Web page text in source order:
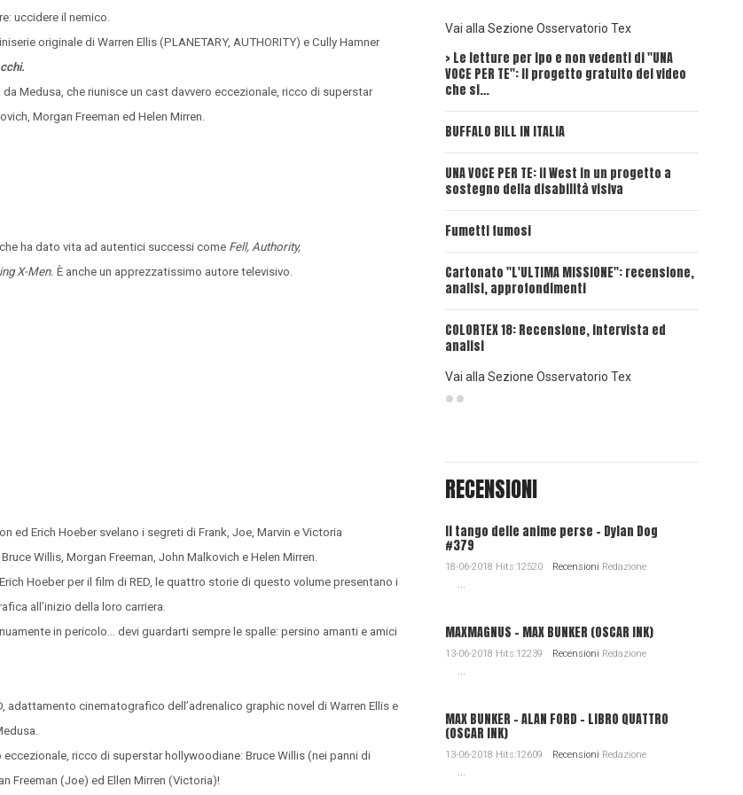
uccidere il nemico.
originale di Warren Ellis (PLANETARY, AUTHORITY) e Cully Hamner
Medusa, che riunisce un cast davvero eccezionale, ricco di superstar
Morgan Freeman ed Helen Mirren.
ha dato vita ad autentici successi come Fell, Authority,
X-Men. È anche un apprezzatissimo autore televisivo.
ed Erich Hoeber svelano i segreti di Frank, Joe, Marvin e Victoria
Willis, Morgan Freeman, John Malkovich e Helen Mirren.
Hoeber per il film di RED, le quattro storie di questo volume presentano i
all’inizio della loro carriera.
in pericolo… devi guardarti sempre le spalle: persino amanti e amici
adattamento cinematografico dell’adrenalico graphic novel di Warren Ellis e
ricco di superstar hollywoodiane: Bruce Willis (nei panni di
Freeman (Joe) ed Ellen Mirren (Victoria)!
Vai alla Sezione Osservatorio Tex
> Le letture per ipo e non vedenti di "UNA
VOCE PER TE": il progetto gratuito dei video
che si…
BUFFALO BILL IN ITALIA
UNA VOCE PER TE: il West in un progetto a
sostegno della disabilità visiva
Fumetti fumosi
Cartonato "L'ULTIMA MISSIONE": recensione,
analisi, approfondimenti
COLORTEX 18: Recensione, intervista ed
analisi
UNA
UNA
UNA
UNA
Vai alla Sezione Osservatorio Tex
RECENSIONI
Il tango delle anime perse - Dylan Dog
#379
18-06-2018 Hits:12520 Recensioni Redazione
...
MAXMAGNUS – MAX BUNKER (OSCAR INK)
13-06-2018 Hits:12239 Recensioni Redazione
...
MAX BUNKER – ALAN FORD – LIBRO QUATTRO
(OSCAR INK)
13-06-2018 Hits:12609 Recensioni Redazione
...